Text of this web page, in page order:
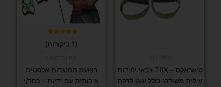
טיאראקס – TRX צבאי יחידות
עילית משודרג כולל עוגן לדלת
5.00
(1 ביקורות)
רצועת התנגדות אלסטית
איכותית עם ידיות – בחר/י
לבחור
המוצר